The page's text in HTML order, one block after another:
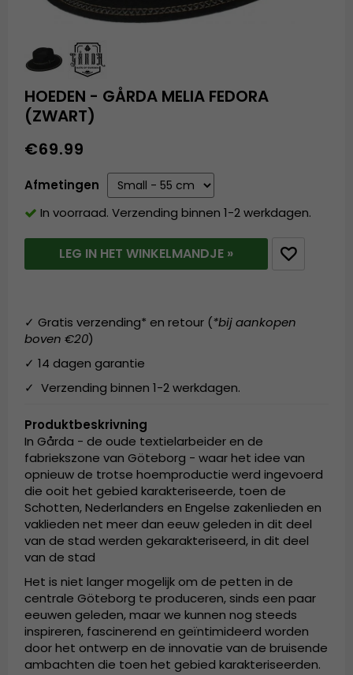
HOEDEN - GÅRDA MELIA FEDORA
(ZWART)
€69.99
Afmetingen
In voorraad. Verzending binnen 1-2 werkdagen.
LEG IN HET WINKELMANDJE »
✓ Gratis verzending* en retour (*bij aankopen
boven €20)
✓ 14 dagen garantie
✓ Verzending binnen 1-2 werkdagen.
Produktbeskrivning
In Gårda - de oude textielarbeider en de
fabriekszone van Göteborg - waar het idee van
opnieuw de trotse hoemproductie werd ingevoerd
die ooit het gebied karakteriseerde, toen de
Schotten, Nederlanders en Engelse zakenlieden en
vaklieden net meer dan eeuw geleden in dit deel
van de stad werden gekarakteriseerd, in dit deel
van de stad
Het is niet langer mogelijk om de petten in de
centrale Göteborg te produceren, sinds een paar
eeuwen geleden, maar we kunnen nog steeds
inspireren, fascinerend en geïntimideerd worden
door het ontwerp en de innovatie van de bruisende
ambachten die toen het gebied karakteriseerden.